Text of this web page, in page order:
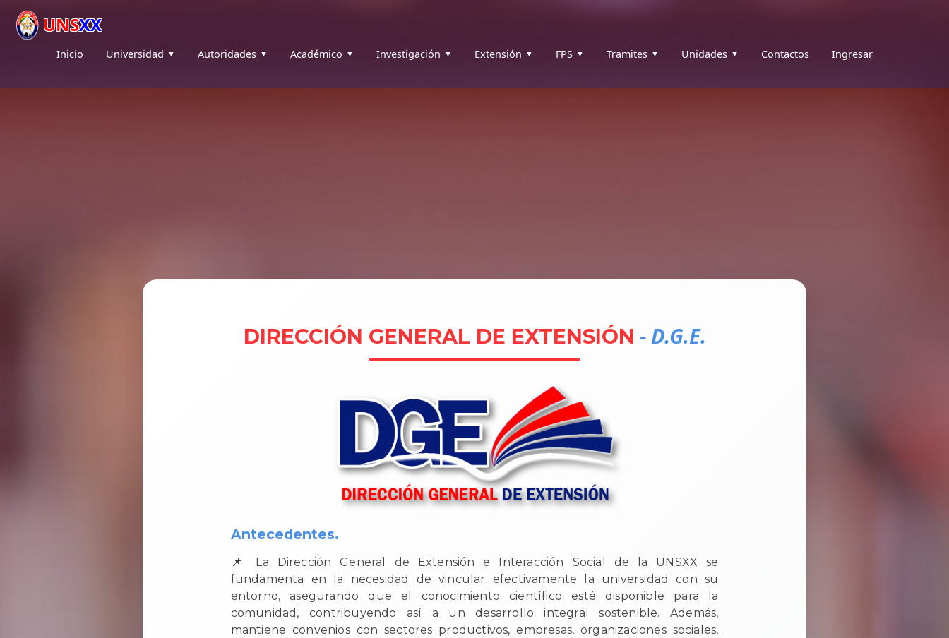
UNSXX
Inicio Universidad Autoridades Académico Investigación Extensión FPS Tramites Unidades Contactos Ingresar
DIRECCIÓN GENERAL DE EXTENSIÓN - D.G.E.
Antecedentes.
📌 La Dirección General de Extensión e Interacción Social de la UNSXX se
fundamenta en la necesidad de vincular efectivamente la universidad con su
entorno, asegurando que el conocimiento científico esté disponible para la
comunidad, contribuyendo así a un desarrollo integral sostenible. Además,
mantiene convenios con sectores productivos, empresas, organizaciones sociales,